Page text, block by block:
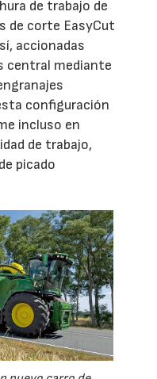
de trabajo de
de corte EasyCut
accionadas
central mediante
configuración
incluso en
de trabajo,
picado